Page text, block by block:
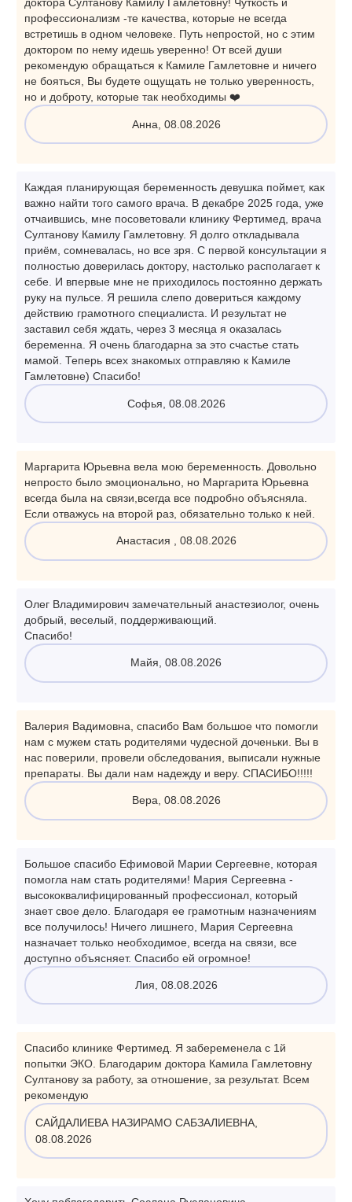
доктора Султанову Камилу Гамлетовну! Чуткость и
профессионализм -те качества, которые не всегда
встретишь в одном человеке. Путь непростой, но с этим
доктором по нему идешь уверенно! От всей души
рекомендую обращаться к Камиле Гамлетовне и ничего
не бояться, Вы будете ощущать не только уверенность,
но и доброту, которые так необходимы ❤️
Анна, 08.08.2026
Каждая планирующая беременность девушка поймет, как
важно найти того самого врача. В декабре 2025 года, уже
отчаившись, мне посоветовали клинику Фертимед, врача
Султанову Камилу Гамлетовну. Я долго откладывала
приём, сомневалась, но все зря. С первой консультации я
полностью доверилась доктору, настолько располагает к
себе. И впервые мне не приходилось постоянно держать
руку на пульсе. Я решила слепо довериться каждому
действию грамотного специалиста. И результат не
заставил себя ждать, через 3 месяца я оказалась
беременна. Я очень благодарна за это счастье стать
мамой. Теперь всех знакомых отправляю к Камиле
Гамлетовне) Спасибо!
Софья, 08.08.2026
Маргарита Юрьевна вела мою беременность. Довольно
непросто было эмоционально, но Маргарита Юрьевна
всегда была на связи,всегда все подробно объясняла.
Если отважусь на второй раз, обязательно только к ней.
Анастасия , 08.08.2026
Олег Владимирович замечательный анастезиолог, очень
добрый, веселый, поддерживающий.
Спасибо!
Майя, 08.08.2026
Валерия Вадимовна, спасибо Вам большое что помогли
нам с мужем стать родителями чудесной доченьки. Вы в
нас поверили, провели обследования, выписали нужные
препараты. Вы дали нам надежду и веру. СПАСИБО!!!!!
Вера, 08.08.2026
Большое спасибо Ефимовой Марии Сергеевне, которая
помогла нам стать родителями! Мария Сергеевна -
высококвалифицированный профессионал, который
знает свое дело. Благодаря ее грамотным назначениям
все получилось! Ничего лишнего, Мария Сергеевна
назначает только необходимое, всегда на связи, все
доступно объясняет. Спасибо ей огромное!
Лия, 08.08.2026
Спасибо клинике Фертимед. Я забеременела с 1й
попытки ЭКО. Благодарим доктора Камила Гамлетовну
Султанову за работу, за отношение, за результат. Всем
рекомендую
САЙДАЛИЕВА НАЗИРАМО САБЗАЛИЕВНА,
08.08.2026